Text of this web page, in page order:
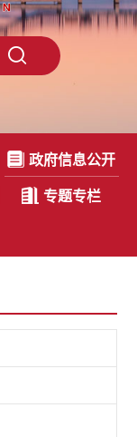
政府信息公开
专题专栏